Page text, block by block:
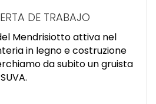
DE TRABAJO
Mendrisiotto attiva nel
in legno e costruzione
da subito un gruista